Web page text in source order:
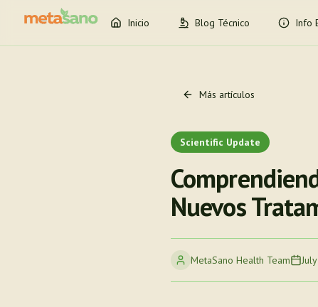
Inicio Blog Técnico Info
Más artículos
Scientific Update
Nuevos
MetaSano Health Team